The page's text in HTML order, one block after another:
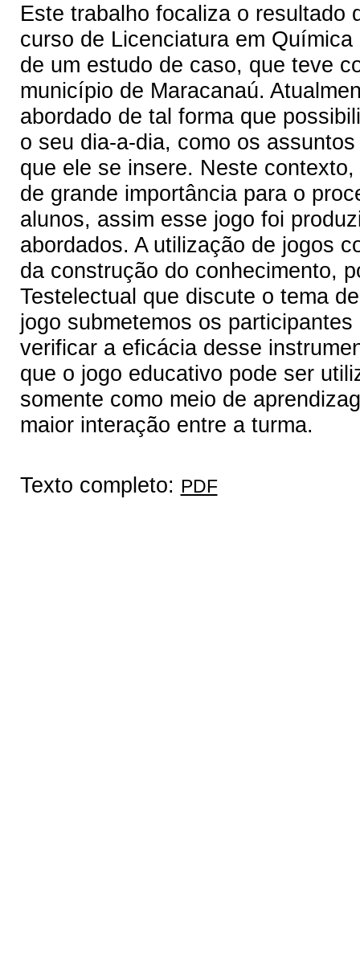
Este trabalho focaliza o resultado
curso de Licenciatura em
de um estudo de caso, que teve
município de Maracanaú.
abordado de tal forma que
o seu dia-a-dia, como os
que ele se insere. Neste
de grande importância para o
alunos, assim esse jogo foi
abordados. A utilização de jogos
da construção do conhecimento,
Testelectual que discute o tema
jogo submetemos os
verificar a eficácia desse
que o jogo educativo pode ser
somente como meio de
maior interação entre a turma.
Texto completo: PDF